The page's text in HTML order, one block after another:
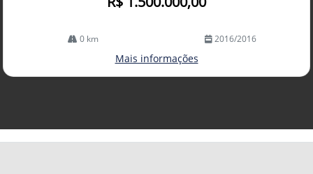
0 km 2016/2016
Mais informações